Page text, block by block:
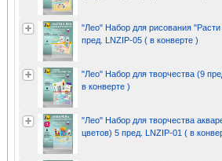
"Лео" Набор для рисования
пред. LNZIP-05 ( в конверте )
"Лео" Набор для творчества (9
в конверте )
"Лео" Набор для творчества
цветов) 5 пред. LNZIP-01 ( в